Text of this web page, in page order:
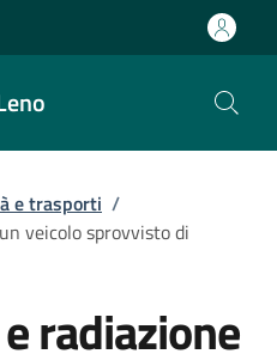
e trasporti /
veicolo sprovvisto di
radiazione